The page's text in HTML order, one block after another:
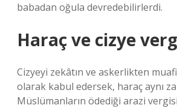
babadan oğula devredebilirlerdi.
Haraç ve cizye
Cizyeyi zekâtın ve askerlikten
olarak kabul edersek, haraç aynı
Müslümanların ödediği arazi